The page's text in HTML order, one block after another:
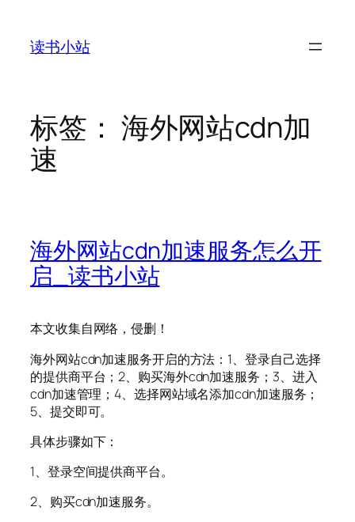
读书小站
标签： 海外网站cdn加
速
海外网站cdn加速服务怎么开
启_读书小站
本文收集自网络，侵删！
海外网站cdn加速服务开启的方法：1、登录自己选择
的提供商平台；2、购买海外cdn加速服务；3、进入
cdn加速管理；4、选择网站域名添加cdn加速服务；
5、提交即可。
具体步骤如下：
1、登录空间提供商平台。
2、购买cdn加速服务。